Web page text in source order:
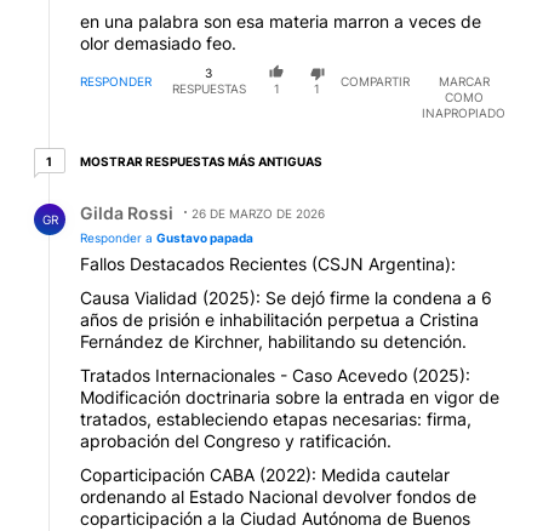
en una palabra son esa materia marron a veces de
olor demasiado feo.
RESPONDER
3
RESPUESTAS
1 1
COMPARTIR
MARCAR
COMO
INAPROPIADO
11 respuesta más antiguas
MOSTRAR RESPUESTAS MÁS ANTIGUAS
GR Gilda Rossi
26 DE MARZO DE 2026
Responder a Gustavo papada
Fallos Destacados Recientes (CSJN Argentina):
Causa Vialidad (2025): Se dejó firme la condena a 6
años de prisión e inhabilitación perpetua a Cristina
Fernández de Kirchner, habilitando su detención.
Tratados Internacionales - Caso Acevedo (2025):
Modificación doctrinaria sobre la entrada en vigor de
tratados, estableciendo etapas necesarias: firma,
aprobación del Congreso y ratificación.
Coparticipación CABA (2022): Medida cautelar
ordenando al Estado Nacional devolver fondos de
coparticipación a la Ciudad Autónoma de Buenos